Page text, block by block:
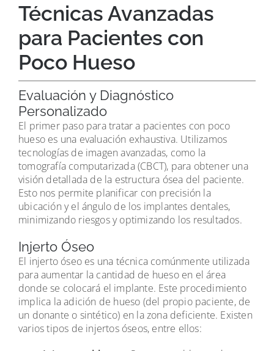
Técnicas Avanzadas
para Pacientes con
Poco Hueso
Evaluación y Diagnóstico
Personalizado
El primer paso para tratar a pacientes con poco
hueso es una evaluación exhaustiva. Utilizamos
tecnologías de imagen avanzadas, como la
tomografía computarizada (CBCT), para obtener una
visión detallada de la estructura ósea del paciente.
Esto nos permite planificar con precisión la
ubicación y el ángulo de los implantes dentales,
minimizando riesgos y optimizando los resultados.
Injerto Óseo
El injerto óseo es una técnica comúnmente utilizada
para aumentar la cantidad de hueso en el área
donde se colocará el implante. Este procedimiento
implica la adición de hueso (del propio paciente, de
un donante o sintético) en la zona deficiente. Existen
varios tipos de injertos óseos, entre ellos: